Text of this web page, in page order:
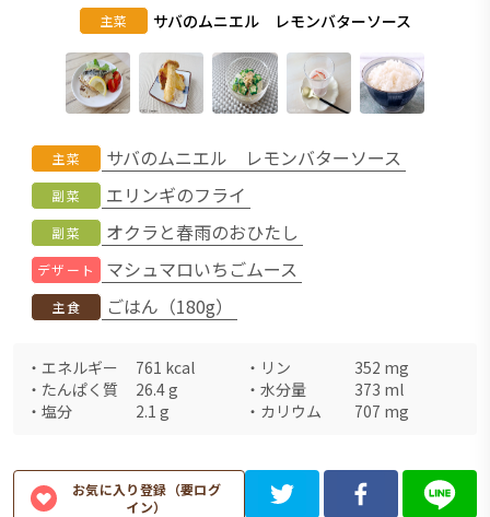
主菜 サバのムニエル レモンバターソース
主菜 サバのムニエル レモンバターソース
副菜 エリンギのフライ
副菜 オクラと春雨のおひたし
デザート マシュマロいちごムース
主食 ごはん（180g）
・ エネルギー 761 kcal ・ リン 352 mg
・ たんぱく質 26.4g ・ 水分量 373 ml
・ 塩分 2.1 g ・ カリウム 707 mg
お気に入り登録（要ログ
イン）